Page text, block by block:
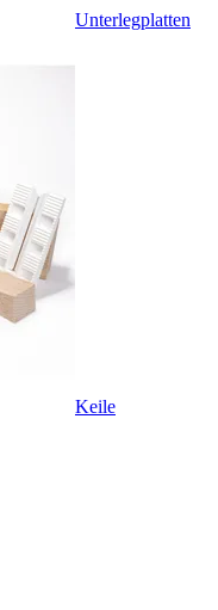
Unterlegplatten
Keile